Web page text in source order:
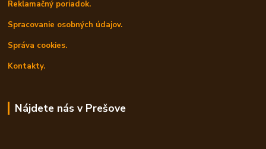
Reklamačný poriadok.
Spracovanie osobných údajov.
Správa cookies.
Kontakty.
Nájdete nás v Prešove